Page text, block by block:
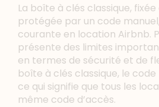
La boîte à clés classique,
protégée par un code
courante en location Airbnb.
présente des limites
en termes de sécurité et de
boîte à clés classique, le
ce qui signifie que tous les
même code d’accès.